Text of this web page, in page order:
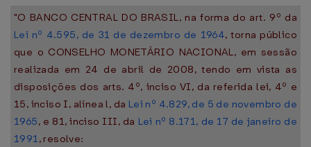
"O BANCO CENTRAL DO BRASIL, na forma do art. 9º da
Lei nº 4.595, de 31 de dezembro de 1964, torna público
que o CONSELHO MONETÁRIO NACIONAL, em sessão
realizada em 24 de abril de 2008, tendo em vista as
disposições dos arts. 4º, inciso VI, da referida lei, 4º e
15, inciso I, alínea l, da Lei nº 4.829, de 5 de novembro de
1965, e 81, inciso III, da Lei nº 8.171, de 17 de janeiro de
1991, resolve: